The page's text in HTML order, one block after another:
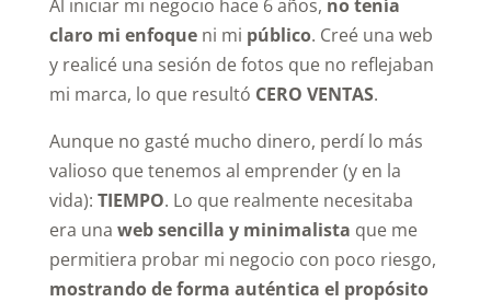
Al iniciar mi negocio hace 6 años, no tenía
claro mi enfoqueni mi público. Creé una web
y realicé una sesión de fotos que no reflejaban
mi marca, lo que resultó CERO VENTAS.
Aunque no gasté mucho dinero, perdí lo más
valioso que tenemos al emprender (y en la
vida): TIEMPO. Lo que realmente necesitaba
era una web sencilla y minimalista que me
permitiera probar mi negocio con poco riesgo,
mostrando de forma auténtica el propósito